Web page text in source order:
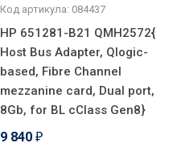
Код артикула: 084437
HP 651281-B21 QMH2572{
Host Bus Adapter, Qlogic-
based, Fibre Channel
mezzanine card, Dual port,
8Gb, for BL cClass Gen8}
9 840 ₽